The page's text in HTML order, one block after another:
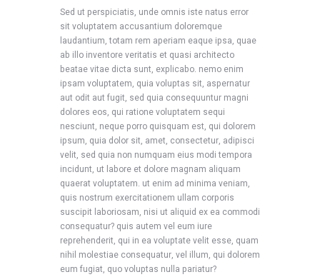
Sed ut perspiciatis, unde omnis iste natus error
sit voluptatem accusantium doloremque
laudantium, totam rem aperiam eaque ipsa, quae
ab illo inventore veritatis et quasi architecto
beatae vitae dicta sunt, explicabo. nemo enim
ipsam voluptatem, quia voluptas sit, aspernatur
aut odit aut fugit, sed quia consequuntur magni
dolores eos, qui ratione voluptatem sequi
nesciunt, neque porro quisquam est, qui dolorem
ipsum, quia dolor sit, amet, consectetur, adipisci
velit, sed quia non numquam eius modi tempora
incidunt, ut labore et dolore magnam aliquam
quaerat voluptatem. ut enim ad minima veniam,
quis nostrum exercitationem ullam corporis
suscipit laboriosam, nisi ut aliquid ex ea commodi
consequatur? quis autem vel eum iure
reprehenderit, qui in ea voluptate velit esse, quam
nihil molestiae consequatur, vel illum, qui dolorem
eum fugiat, quo voluptas nulla pariatur?